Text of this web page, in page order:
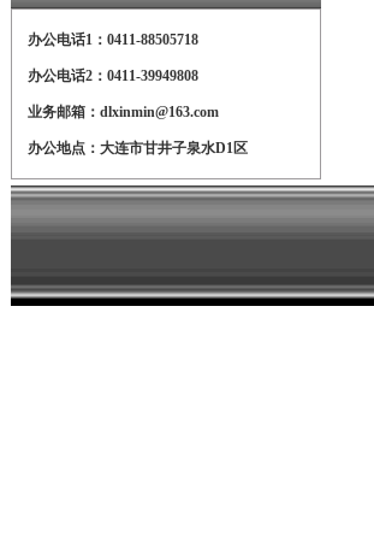
办公电话1：0411-88505718
办公电话2：0411-39949808
业务邮箱：dlxinmin@163.com
办公地点：大连市甘井子泉水D1区